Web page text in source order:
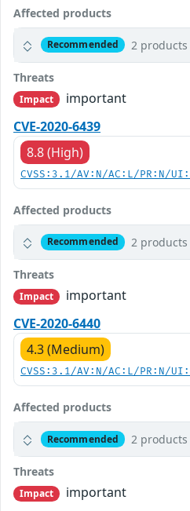
Affected products
Recommended 2 products
Threats
Impact
important
CVE-2020-6439
8.8 (High)
CVSS:3.1/AV:N/AC:L/PR:N/
Affected products
Recommended 2 products
Threats
Impact
important
CVE-2020-6440
4.3 (Medium)
CVSS:3.1/AV:N/AC:L/PR:N/
Affected products
Recommended 2 products
Threats
Impact
important